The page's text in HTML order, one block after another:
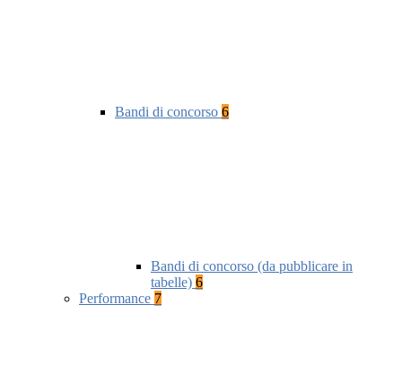
Bandi di concorso 6
Bandi di concorso (da pubblicare in
tabelle) 6
Performance 7